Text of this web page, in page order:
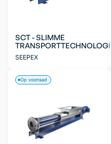
SCT - SLIMME
TRANSPORTTECHNOLOGIE
SEEPEX
Op voorraad